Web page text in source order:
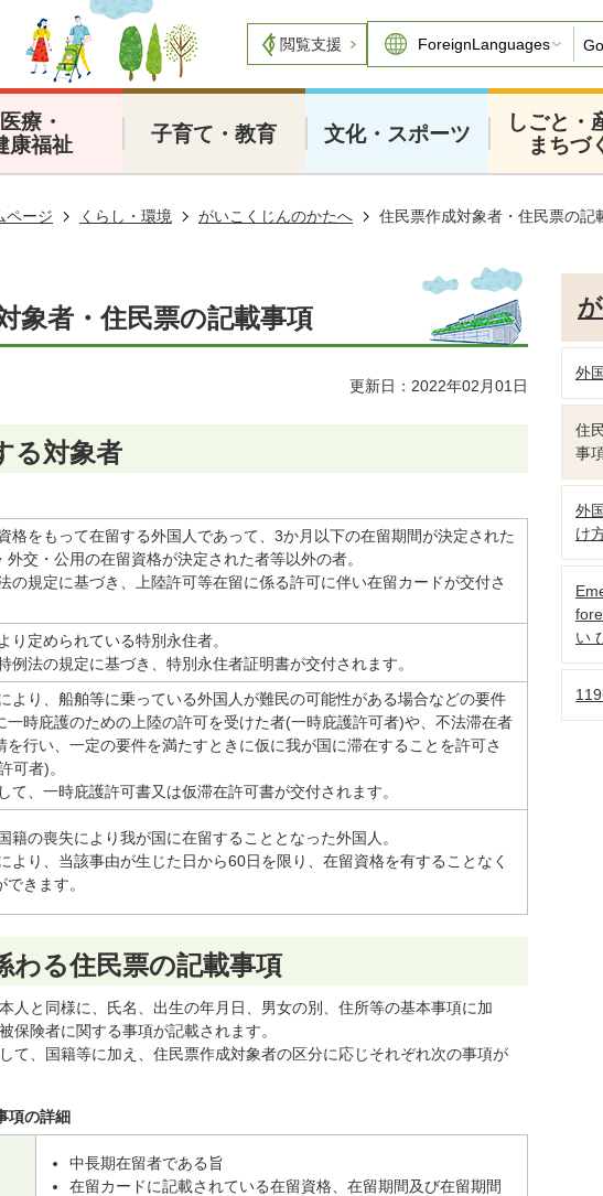
閲覧支援 Go
医療・
康福祉
子育て・教育 文化・スポーツ
しごと・
まちづ
ページ くらし・環境 がいこくじんのかたへ 住民票作成対象者・住民票の記
象者・住民票の記載事項
更新日：2022年02月01日
る対象者
格をもって在留する外国人であって、3か月以下の在留期間が決定された
外交・公用の在留資格が決定された者等以外の者。
の規定に基づき、上陸許可等在留に係る許可に伴い在留カードが交付さ
り定められている特別永住者。
例法の規定に基づき、特別永住者証明書が交付されます。
より、船舶等に乗っている外国人が難民の可能性がある場合などの要件
一時庇護のための上陸の許可を受けた者(一時庇護許可者)や、不法滞在者
を行い、一定の要件を満たすときに仮に我が国に滞在することを許可さ
可者)。
て、一時庇護許可書又は仮滞在許可書が交付されます。
籍の喪失により我が国に在留することとなった外国人。
より、当該事由が生じた日から60日を限り、在留資格を有することなく
きます。
わる住民票の記載事項
人と同様に、氏名、出生の年月日、男女の別、住所等の基本事項に加
保険者に関する事項が記載されます。
て、国籍等に加え、住民票作成対象者の区分に応じそれぞれ次の事項が
項の詳細
中長期在留者である旨
在留カードに記載されている在留資格、在留期間及び在留期間
外
住
事
外
け
い